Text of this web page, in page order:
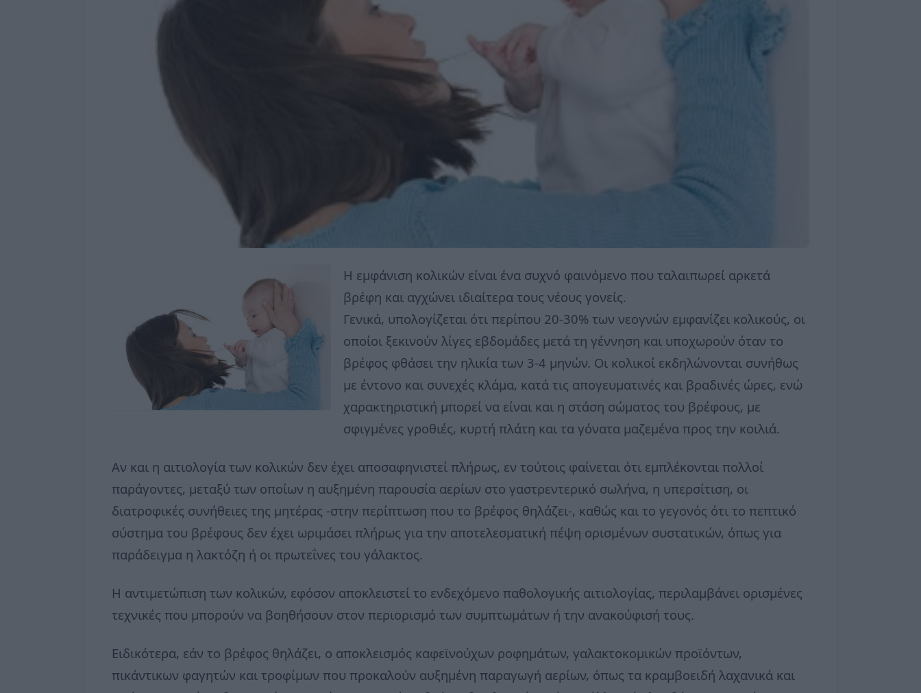
Η εμφάνιση κολικών είναι ένα συχνό φαινόμενο που ταλαιπωρεί αρκετά
βρέφη και αγχώνει ιδιαίτερα τους νέους γονείς.
Γενικά, υπολογίζεται ότι περίπου 20-30% των νεογνών εμφανίζει κολικούς, οι
οποίοι ξεκινούν λίγες εβδομάδες μετά τη γέννηση και υποχωρούν όταν το
βρέφος φθάσει την ηλικία των 3-4 μηνών. Οι κολικοί εκδηλώνονται συνήθως
με έντονο και συνεχές κλάμα, κατά τις απογευματινές και βραδινές ώρες, ενώ
χαρακτηριστική μπορεί να είναι και η στάση σώματος του βρέφους, με
σφιγμένες γροθιές, κυρτή πλάτη και τα γόνατα μαζεμένα προς την κοιλιά.
Αν και η αιτιολογία των κολικών δεν έχει αποσαφηνιστεί πλήρως, εν τούτοις φαίνεται ότι εμπλέκονται πολλοί
παράγοντες, μεταξύ των οποίων η αυξημένη παρουσία αερίων στο γαστρεντερικό σωλήνα, η υπερσίτιση, οι
διατροφικές συνήθειες της μητέρας -στην περίπτωση που το βρέφος θηλάζει-, καθώς και το γεγονός ότι το πεπτικό
σύστημα του βρέφους δεν έχει ωριμάσει πλήρως για την αποτελεσματική πέψη ορισμένων συστατικών, όπως για
παράδειγμα η λακτόζη ή οι πρωτεΐνες του γάλακτος.
Η αντιμετώπιση των κολικών, εφόσον αποκλειστεί το ενδεχόμενο παθολογικής αιτιολογίας, περιλαμβάνει ορισμένες
τεχνικές που μπορούν να βοηθήσουν στον περιορισμό των συμπτωμάτων ή την ανακούφισή τους.
Ειδικότερα, εάν το βρέφος θηλάζει, ο αποκλεισμός καφεϊνούχων ροφημάτων, γαλακτοκομικών προϊόντων,
πικάντικων φαγητών και τροφίμων που προκαλούν αυξημένη παραγωγή αερίων, όπως τα κραμβοειδή λαχανικά και